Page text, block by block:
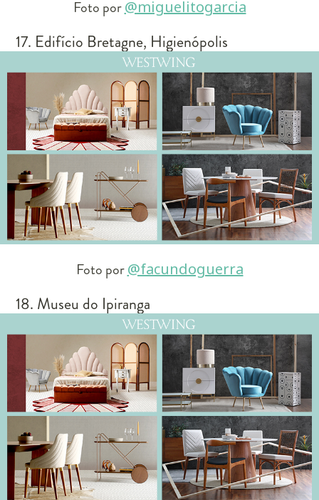
Foto por@miguelitogarcia
17. Edifício Bretagne, Higienópolis
Foto por@facundoguerra
18. Museu do Ipiranga